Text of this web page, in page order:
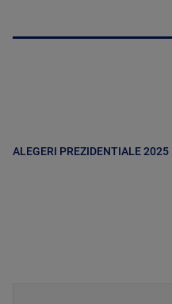
ALEGERI PREZIDENTIALE 2025